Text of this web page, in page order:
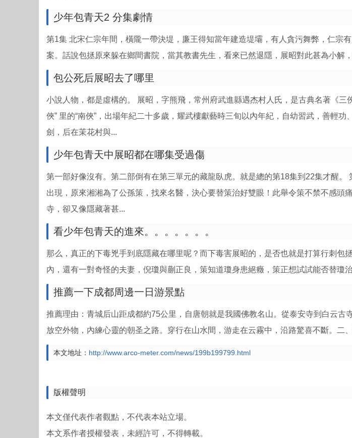
少年包青天2 分集劇情
第1集 北宋仁宗年間，橫隴一帶決堤，廉王得知當年建造堤壩，有人貪污舞弊，仁宗
案。話說包拯原來躲在鄉間書院，當其教書先生，看來已然退隱，展昭對此甚為小解
包公死后展昭去了哪里
小說人物，都是虛構的。 展昭，字熊飛，常州府武進縣遇杰村人氏，是古典名著《三
俠” 里的“南俠”，出場年紀二十多歲，耀武樓獻藝時三旬以內年紀，自幼習武，善輕功
劍，后在茉花村與...
少年包青天中展昭都在哪集受過傷
第一部好像沒有。第二部倒有在第三單元的藏龍臥虎。就是總的第18集到22集才醒。
出現，原來湘湘為了公孫策，找來名醫，決心要替策治好雙眼！此舉令策不禁不感頭
寺，卻又像隱藏著甚...
看少年包青天的進來。。。。。。。
那么，真正的下毒兇手到底隱藏在哪里呢？而下毒害展昭的，是否也就是打算行刺包
內，還有一對奇怪的夫妻，倪瓊與蒯正良，策知道瓊身患絕癥，策正想試試能否替瓊
推薦一下成都周邊一日游景點
推薦理由：青城后山距成都約75公里，自唐朝就是我國佛教名山。從泰安寺到白云古
放空外物，內練心靈的朝圣之路。穿行在山水間，游走在云霧中，沿路驚喜不斷。二
本文地址： http://www.arco-meter.com/news/199b199799.html
版權聲明
本文僅代表作者觀點，不代表本站立場。
本文系作者授權發表，未經許可，不得轉載。